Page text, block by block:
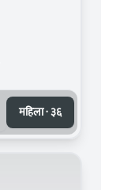
महिला · ३६